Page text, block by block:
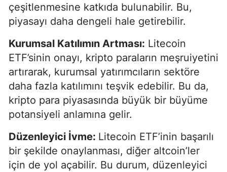
çeşitlenmesine katkıda bulunabilir. Bu,
piyasayı daha dengeli hale getirebilir.
Kurumsal Katılımın Artması: Litecoin
ETF’sinin onayı, kripto paraların meşruiyetini
artırarak, kurumsal yatırımcıların sektöre
daha fazla katılımını teşvik edebilir. Bu da,
kripto para piyasasında büyük bir büyüme
potansiyeli anlamına gelir.
Düzenleyici İvme: Litecoin ETF’inin başarılı
bir şekilde onaylanması, diğer altcoin’ler
için de yol açabilir. Bu durum, düzenleyici